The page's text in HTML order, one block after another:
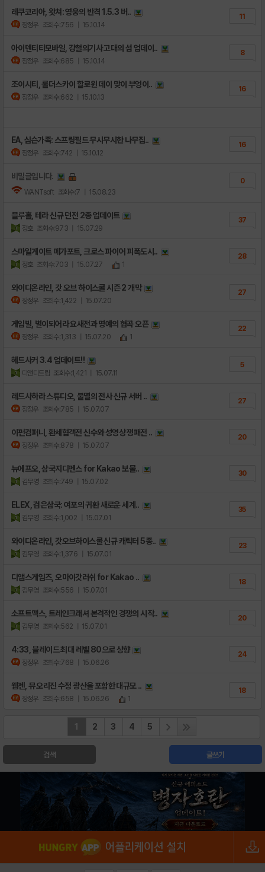
레쿠코리아, 왓쳐: 영웅의 반격 1.5.3 버..
장정우 조회수:756 | 15.10.14
11
아이덴티티모바일, 강철의기사 고대의 섬 업데이..
장정우 조회수:685 | 15.10.14
8
조이시티, 룰더스카이 할로윈 데이 맞이 부엉이..
장정우 조회수:662 | 15.10.13
16
EA, 심슨가족: 스프링필드 무시무시한 나무집..
장정우 조회수:742 | 15.10.12
16
비밀글입니다.
WANTsoft 조회수:7 | 15.08.23
0
블루홀, 테라 신규 던전 2종 업데이트
정호 조회수:973 | 15.07.29
37
스마일게이트 메가포트, 크로스 파이어 피폭도시..
정호 조회수:703 | 15.07.27 1
28
와이디온라인, 갓 오브 하이스쿨 시즌 2 개막
장정우 조회수:1,422 | 15.07.20
27
게임빌, 별이되어라 요새전과 명예의 협곡 오픈
장정우 조회수:1,313 | 15.07.20 1
22
헤드사커 3.4 업데이트!!
디앤디드림 조회수:1,421 | 15.07.11
5
레드사하라 스튜디오, 불멸의 전사 신규 서버 ..
장정우 조회수:785 | 15.07.07
27
이펀컴퍼니, 환세협객전 신수와 성영상 쟁패전 ..
장정우 조회수:878 | 15.07.07
20
뉴에프오, 삼국지디펜스 for Kakao 보물..
김무영 조회수:749 | 15.07.02
30
ELEX, 검은삼국: 여포의 귀환 새로운 세계..
김무영 조회수:1,002 | 15.07.01
35
와이디온라인, 갓오브하이스쿨 신규 캐릭터 5종..
김무영 조회수:1,376 | 15.07.01
23
디앱스게임즈, 오마이갓러쉬 for Kakao ..
김무영 조회수:556 | 15.07.01
18
소프트맥스, 트레인크래셔 본격적인 경쟁의 시작..
김무영 조회수:562 | 15.07.01
20
4:33, 블레이드 최대 레벨 80으로 상향
장정우 조회수:768 | 15.06.26
24
웹젠, 뮤 오리진 수정 광산을 포함한 대규모 ..
장정우 조회수:658 | 15.06.26 1
18
1 2 3 4 5
검색 글쓰기